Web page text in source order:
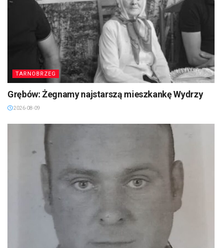
TARNOBRZEG
Grębów: Żegnamy najstarszą mieszkankę Wydrzy
2026-08-09